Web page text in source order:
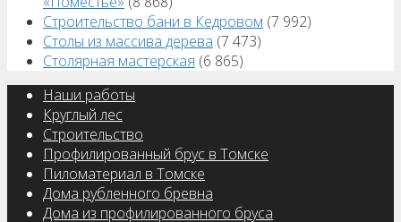
Строительство бани в Кедровом (7 992)
Столы из массива дерева (7 473)
Столярная мастерская (6 865)
Наши работы
Круглый лес
Строительство
Профилированный брус в Томске
Пиломатериал в Томске
Дома рубленного бревна
Дома из профилированного бруса